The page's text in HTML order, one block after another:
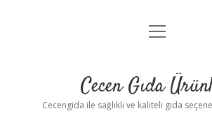
Anasayfa
Yasal Uyarı
menüyü
Cecen Gıda
Cecengida ile sağlıklı ve kaliteli gıda